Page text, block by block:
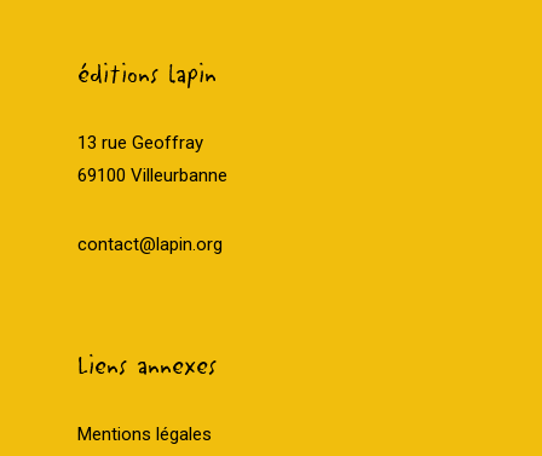
éditions lapin
13 rue Geoffray
69100 Villeurbanne
contact@lapin.org
Liens annexes
Mentions légales